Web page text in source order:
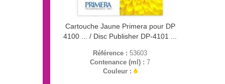
Cartouche Jaune Primera pour DP
4100 ... / Disc Publisher DP-4101 ...
Référence : 53603
Contenance (ml) : 7
Couleur :